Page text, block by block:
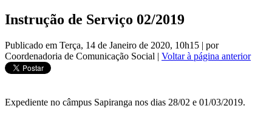
Instrução de Serviço 02/2019
Publicado em Terça, 14 de Janeiro de 2020, 10h15 | por
Coordenadoria de Comunicação Social | Voltar à página anterior
Expediente no câmpus Sapiranga nos dias 28/02 e 01/03/2019.